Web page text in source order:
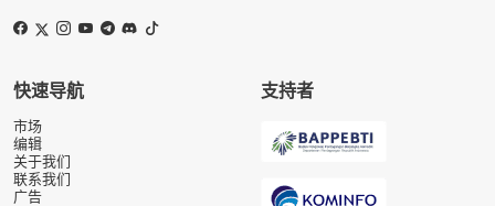
快速导航
市场
编辑
关于我们
联系我们
广告
支持者